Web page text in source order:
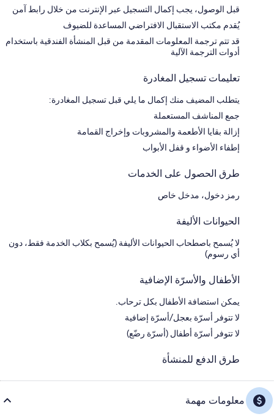
قبل الوصول، يجب إكمال التسجيل عبر الإنترنت من خلال رابط آمن
يُقدم مكتب الاستقبال الافتراضي المساعدة للضيوف
قد تتم ترجمة المعلومات المقدمة من قبل المنشأة الفندقية باستخدام
أدوات الترجمة الآلية
تعليمات تسجيل المغادرة
يتطلب المضيف منك إكمال ما يلي قبل تسجيل المغادرة:
جمع المناشف المستعملة
إزالة بقايا الأطعمة والمشروبات وإخراج القمامة
إطفاء الأضواء و قفل الأبواب
طرق الحصول على الخدمات
رمز دخول، مدخل خاص
الحيوانات الأليفة
لا يُسمح باصطحاب الحيوانات الأليفة (يُسمح بكلاب الخدمة فقط، دون
أي رسوم)
الأطفال والأسرّة الإضافية
يمكن استضافة الأطفال بكل ترحاب.
لا تتوفر أسرّة بعجل/أسرّة إضافية
لا تتوفر أسرّة أطفال (أسرّة رضّع)
طرق الدفع للمنشأة
معلومات مهمة